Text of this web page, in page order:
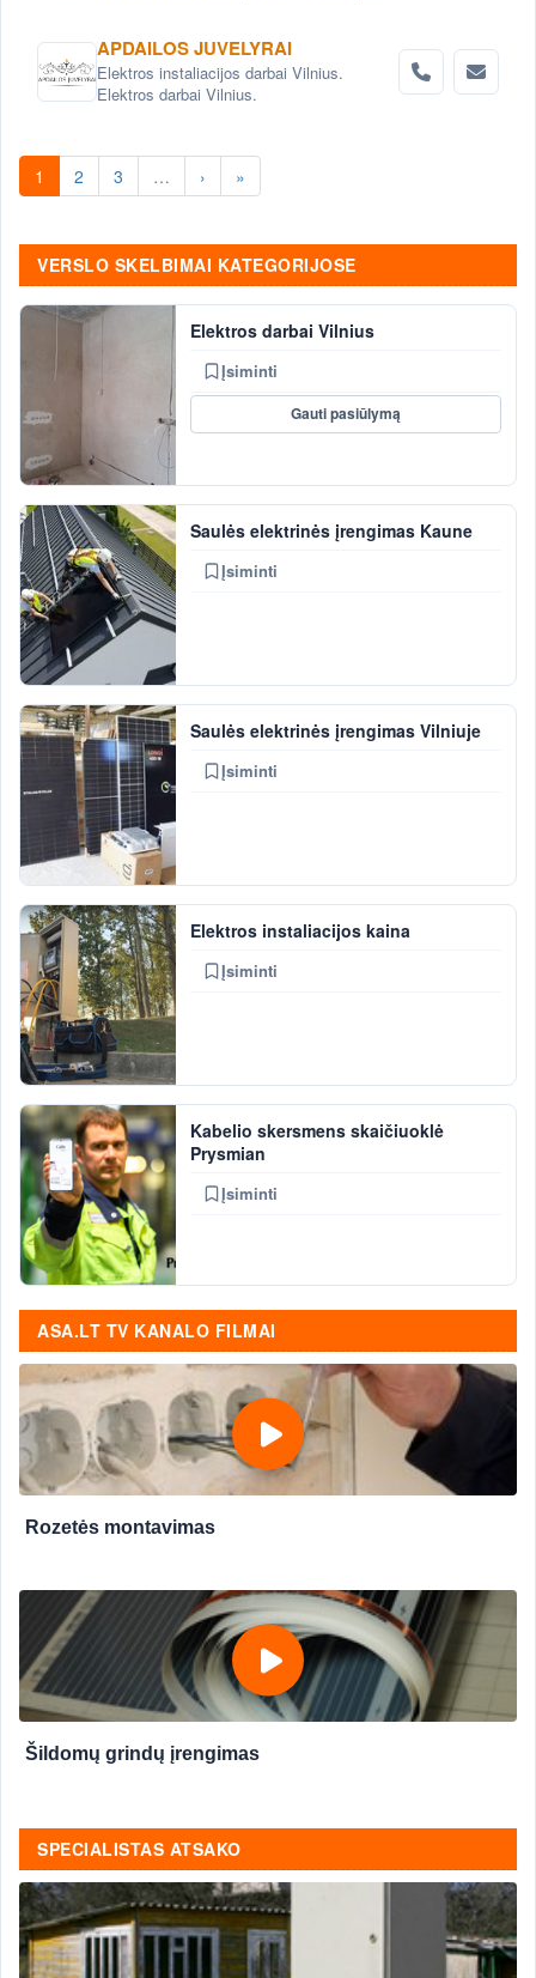
automatizavimas.
APDAILOS JUVELYRAI
Elektros instaliacijos darbai Vilnius.
Elektros darbai Vilnius.
1 2 3 … › »
VERSLO SKELBIMAI KATEGORIJOSE
Elektros darbai Vilnius
Įsiminti
Gauti pasiūlymą
Saulės elektrinės įrengimas Kaune
Įsiminti
Saulės elektrinės įrengimas Vilniuje
Įsiminti
Elektros instaliacijos kaina
Įsiminti
Kabelio skersmens skaičiuoklė
Prysmian
Įsiminti
ASA.LT TV KANALO FILMAI
Rozetės montavimas
Šildomų grindų įrengimas
SPECIALISTAS ATSAKO